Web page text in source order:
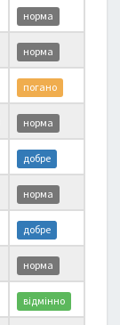
норма
норма
погано
норма
добре
норма
добре
норма
відмінно